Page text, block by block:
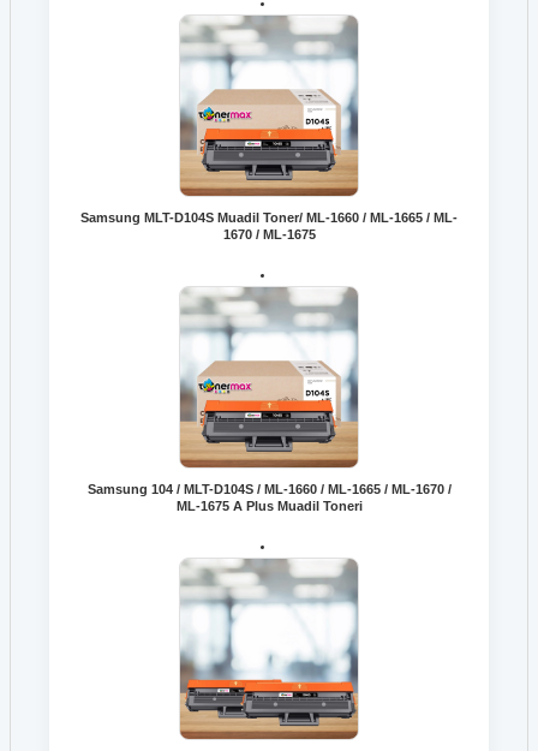
Samsung MLT-D104S Muadil Toner/ ML-1660 / ML-1665 / ML-
1670 / ML-1675
Samsung 104 / MLT-D104S / ML-1660 / ML-1665 / ML-1670 /
ML-1675 A Plus Muadil Toneri